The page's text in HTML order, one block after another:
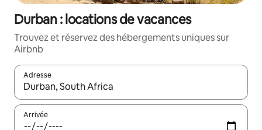
Durban : locations de vacances
Trouvez et réservez des hébergements uniques sur
Airbnb
Adresse
Lorsque les résultats s'affichent, utilisez les flèches vers le
Arrivée